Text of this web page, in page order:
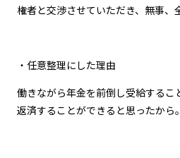
権者と交渉させていただき、無事、
・任意整理にした理由
働きながら年金を前倒し受給するこ
返済することができると思ったから。